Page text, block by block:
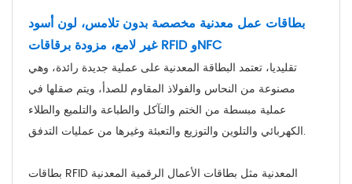
بطاقات عمل معدنية مخصصة بدون تلامس، لون أسود
غير لامع، مزودة برقاقات RFID وNFC
تقليديا، تعتمد البطاقة المعدنية على عملية جديدة رائدة، وهي
مصنوعة من النحاس والفولاذ المقاوم للصدأ، ويتم صقلها في
عملية مبسطة من الختم والتآكل والطباعة والتلميع والطلاء
الكهربائي والتلوين والتوزيع والتعبئة وغيرها من عمليات التدفق.
بطاقات RFID المعدنية مثل بطاقات الأعمال الرقمية المعدنية